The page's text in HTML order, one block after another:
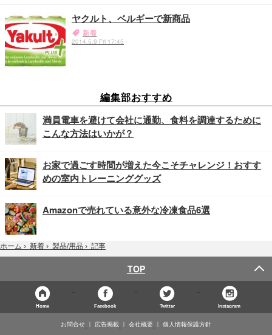
ヤクルト、ベルギーで新商品
新着
2014.5.9 Fri 17:45
編集部おすすめ
満員電車を避けて会社に通勤、食料を調達するために
こんな方法はいかが？
お家で過ごす時間が増えた今こそチャレンジ！おすす
めの室内トレーニンググッズ
Amazonで売れている意外な冷凍食品6選
ホーム › 新着 › 製品/用品 › 記事
TOP
Home Facebook Twitter Instagram
お問合せ 広告掲載 会社概要 個人情報保護方針